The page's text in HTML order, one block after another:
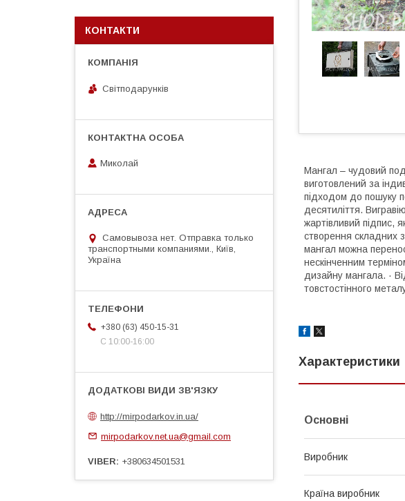
Мангал – чудовий
виготовлений за
підходом до пошуку
десятиліття.
жартівливий підпис,
створення складних
мангал можна
нескінченним
дизайну мангала. ·
товстостінного
Характеристики
Основні
Виробник
Країна виробник
КОНТАКТИ
Світподарунків
Миколай
Самовывоза нет. Отправка только
транспортными компаниями., Київ,
Україна
+380 (63) 450-15-31
С 10:00-16:00
http://mirpodarkov.in.ua/
mirpodarkov.net.ua@gmail.com
VIBER +380634501531